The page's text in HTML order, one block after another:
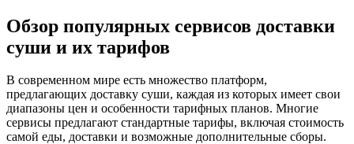
Обзор популярных сервисов доставки
суши и их тарифов
В современном мире есть множество платформ,
предлагающих доставку суши, каждая из которых имеет свои
диапазоны цен и особенности тарифных планов. Многие
сервисы предлагают стандартные тарифы, включая стоимость
самой еды, доставки и возможные дополнительные сборы.